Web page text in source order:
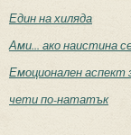
Един на хиляда
Ами... ако наистина
Емоционален
чети по-нататък